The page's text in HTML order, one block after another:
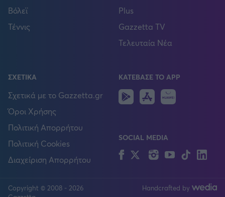
Βόλεϊ
Τέννις
Plus
Gazzetta TV
Τελευταία Νέα
ΣΧΕΤΙΚΑ
Σχετικά με το Gazzetta.gr
Όροι Χρήσης
Πολιτική Απορρήτου
Πολιτική Cookies
Διαχείριση Απορρήτου
ΚΑΤΕΒΑΣΕ ΤΟ APP
Android
IOS
SOCIAL MEDIA
FacebookTwitterInstagram
YouTubeTikTok
Copyright © 2008 - 2026
Handcrafted by